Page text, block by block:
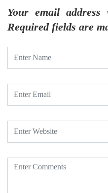
Your email
Required fields are